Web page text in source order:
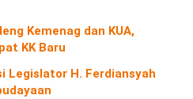
Kemenag dan KUA,
KK Baru
Legislator H. Ferdiansyah